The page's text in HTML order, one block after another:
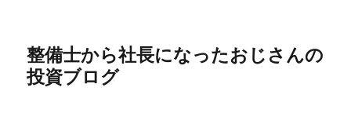
整備士から社長になったおじさんの
投資ブログ